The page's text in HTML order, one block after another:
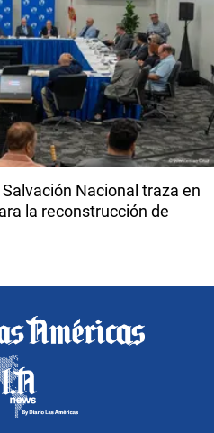
Salvación Nacional traza en
la reconstrucción de